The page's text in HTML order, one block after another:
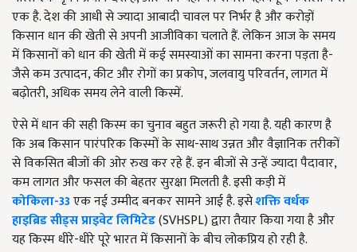
एक है. देश की आधी से ज्यादा आबादी चावल पर निर्भर है और करोड़ों
किसान धान की खेती से अपनी आजीविका चलाते हैं. लेकिन आज के समय
में किसानों को धान की खेती में कई समस्याओं का सामना करना पड़ता है-
जैसे कम उत्पादन, कीट और रोगों का प्रकोप, जलवायु परिवर्तन, लागत में
बढ़ोतरी, अधिक समय लेने वाली किस्में.
ऐसे में धान की सही किस्म का चुनाव बहुत जरूरी हो गया है. यही कारण है
कि अब किसान पारंपरिक किस्मों के साथ-साथ उन्नत और वैज्ञानिक तरीकों
से विकसित बीजों की ओर रुख कर रहे हैं. इन बीजों से उन्हें ज्यादा पैदावार,
कम लागत और फसल की बेहतर सुरक्षा मिलती है. इसी कड़ी में
कोकिला-33एक नई उम्मीद बनकर सामने आई है. इसेशक्ति वर्धक
हाइब्रिड सीड्स प्राइवेट लिमिटेड(SVHSPL) द्वारा तैयार किया गया है और
यह किस्म धीरे-धीरे पूरे भारत में किसानों के बीच लोकप्रिय हो रही है.